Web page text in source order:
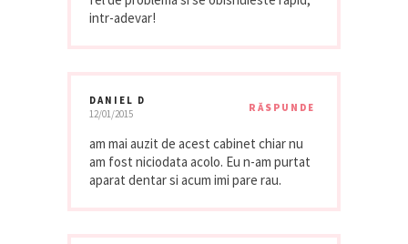
intr-adevar!
DANIEL D
12/01/2015
RĂSPUNDE
am mai auzit de acest cabinet chiar nu
am fost niciodata acolo. Eu n-am purtat
aparat dentar si acum imi pare rau.